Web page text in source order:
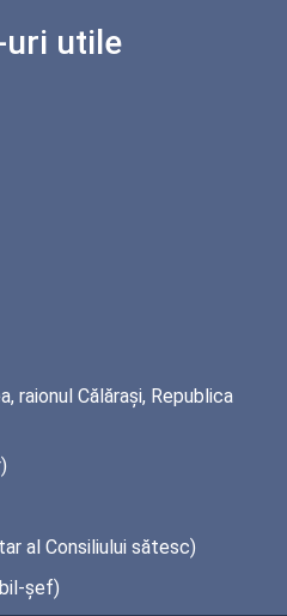
uri utile
raionul Călărași, Republica
al Consiliului sătesc)
șef)